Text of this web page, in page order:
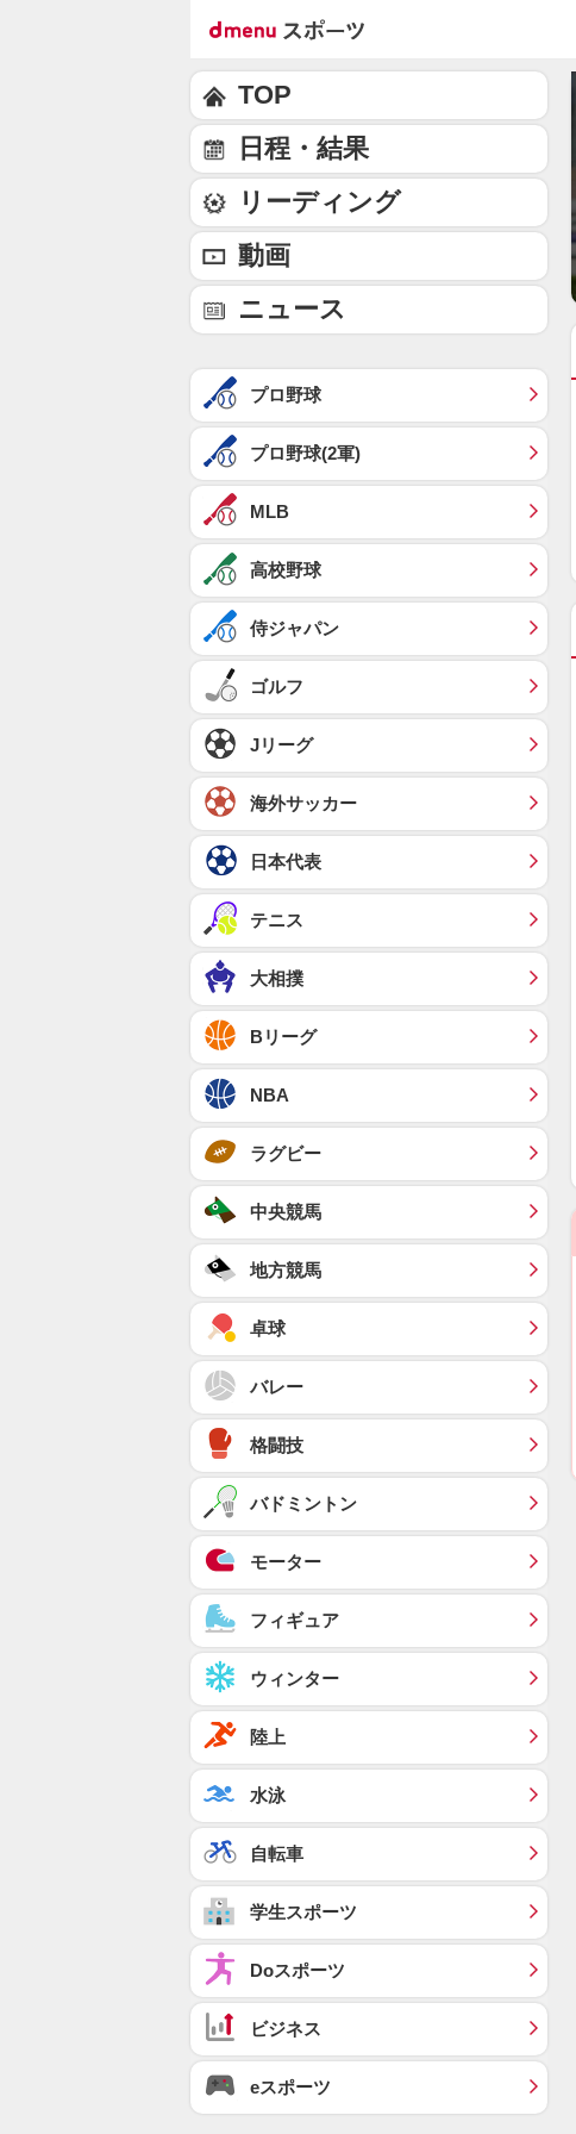
TOP
日程・結果
リーディング
動画
ニュース
プロ野球
プロ野球(2軍)
MLB
高校野球
侍ジャパン
ゴルフ
Jリーグ
海外サッカー
日本代表
テニス
大相撲
Bリーグ
NBA
ラグビー
中央競馬
地方競馬
卓球
バレー
格闘技
バドミントン
モーター
フィギュア
ウィンター
陸上
水泳
自転車
学生スポーツ
Doスポーツ
ビジネス
eスポーツ